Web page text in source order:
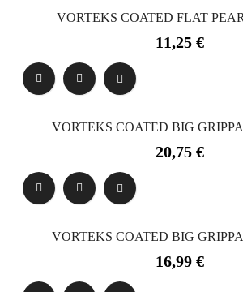
VORTEKS COATED FLAT
Precio
11,25 €
VORTEKS COATED BIG GRIPPA
Precio
20,75 €
VORTEKS COATED BIG GRIPPA
Precio
16,99 €